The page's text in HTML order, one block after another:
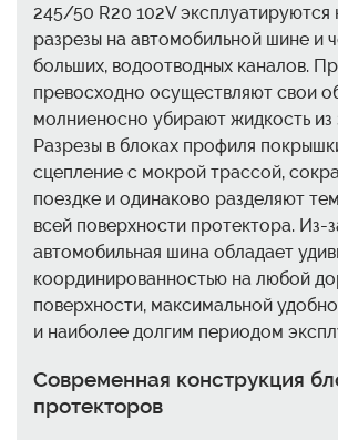
245/50 R20 102V эксплуатируются
разрезы на автомобильной шине и
больших, водоотводных каналов.
превосходно осуществляют свои
молниеносно убирают жидкость из
Разрезы в блоках профиля
сцепление с мокрой трассой,
поездке и одинаково разделяют
всей поверхности протектора. Из-
автомобильная шина обладает
координированностью на любой
поверхности, максимальной
и наиболее долгим периодом
Современная конструкция
протекторов